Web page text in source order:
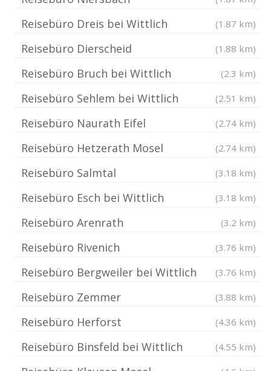
Reisebüro Dreis bei Wittlich (1.87 km)
Reisebüro Dierscheid (1.88 km)
Reisebüro Bruch bei Wittlich (2.3 km)
Reisebüro Sehlem bei Wittlich (2.51 km)
Reisebüro Naurath Eifel (2.74 km)
Reisebüro Hetzerath Mosel (2.74 km)
Reisebüro Salmtal (3.18 km)
Reisebüro Esch bei Wittlich (3.18 km)
Reisebüro Arenrath (3.2 km)
Reisebüro Rivenich (3.76 km)
Reisebüro Bergweiler bei Wittlich (3.76 km)
Reisebüro Zemmer (3.88 km)
Reisebüro Herforst (4.36 km)
Reisebüro Binsfeld bei Wittlich (4.55 km)